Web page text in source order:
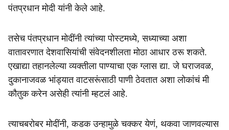
पंतप्रधान मोदी यांनी केले आहे.
तसेच पंतप्रधान मोदींनी त्यांच्या पोस्टमध्ये, सध्याच्या अशा
वातावरणात देशवासियांची संवेदनशीलता मोठा आधार ठरू शकते.
एखाद्या तहानलेल्या व्यक्तीला पाण्याचा एक ग्लास द्या. जे घराजवळ,
दुकानाजवळ भांड्यात वाटसरूंसाठी पाणी ठेवतात अशा लोकांचं मी
कौतुक करेन असेही त्यांनी म्हटलं आहे.
त्याचबरोबर मोदींनी, कडक उन्हामुळे चक्कर येणं, थकवा जाणवल्यास